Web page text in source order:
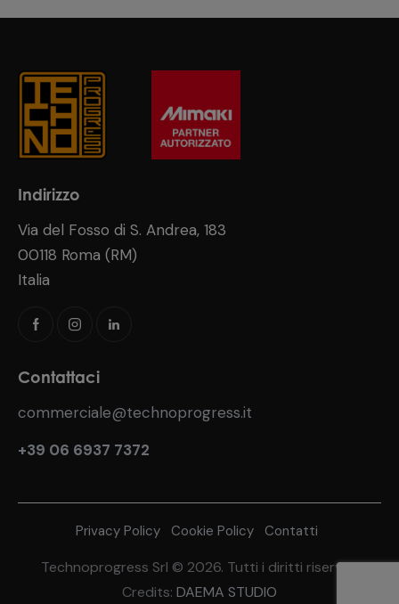
Indirizzo
Via del Fosso di S. Andrea, 183
00118 Roma (RM)
Italia
Contattaci
commerciale@technoprogress.it
+39 06 6937 7372
Privacy Policy Cookie Policy Contatti
Technoprogress Srl © 2026. Tutti i diritti riservati
Credits: DAEMA STUDIO